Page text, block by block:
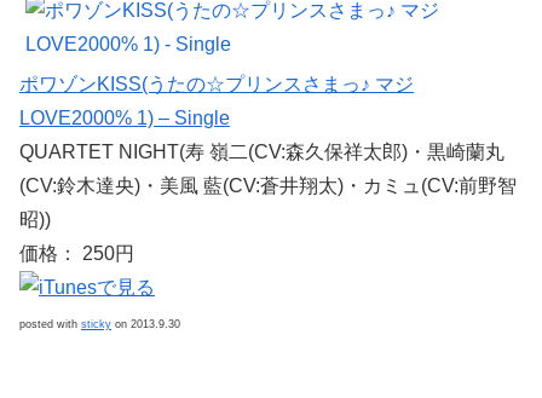
ポワゾンKISS(うたの☆プリンスさまっ♪ マジ
LOVE2000% 1) – Single
QUARTET NIGHT(寿 嶺二(CV:森久保祥太郎)・黒崎蘭丸
(CV:鈴木達央)・美風 藍(CV:蒼井翔太)・カミュ(CV:前野智
昭))
価格： 250円
posted with sticky on 2013.9.30